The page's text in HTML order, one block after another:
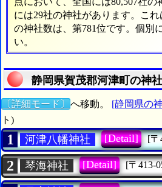
には29社の神社があります。こ
の神社数は、第781位です。個別
い。
静岡県賀茂郡河津町の神
〔詳細モード〕 へ移動。 [静岡県の
ト)
1 河津八幡神社 [Detail] [〒
2 琴海神社 [Detail] [〒413-